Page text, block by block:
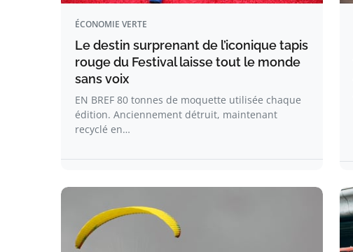
ÉCONOMIE VERTE
Le destin surprenant de l’iconique tapis
rouge du Festival laisse tout le monde
sans voix
EN BREF 80 tonnes de moquette utilisée chaque
édition. Anciennement détruit, maintenant
recyclé en…